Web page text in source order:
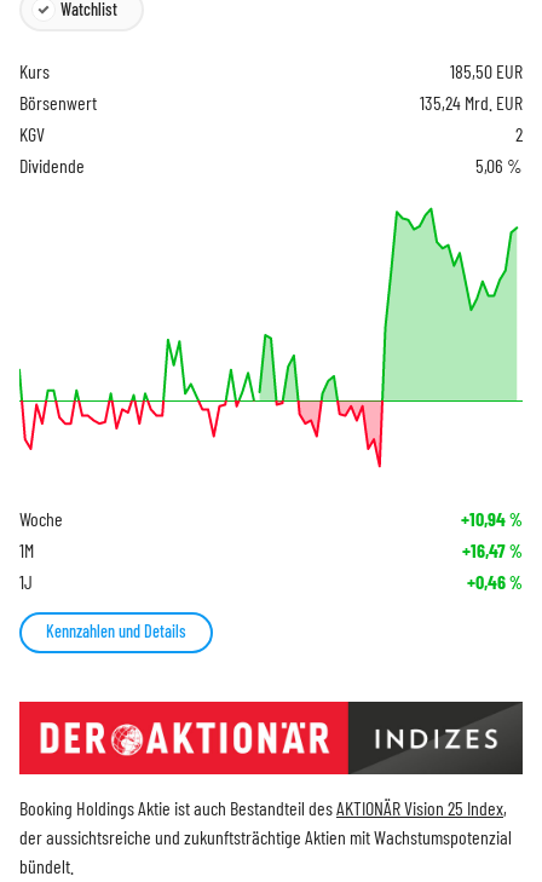
Watchlist
Kurs 185,50 EUR
Börsenwert
135,24 Mrd. EUR
KGV
2
Dividende
5,06 %
Woche +10,94%
1M +16,47%
1J +0,46%
Kennzahlen und Details
Booking Holdings Aktie ist auch Bestandteil desAKTIONÄR Vision 25 Index,
der aussichtsreiche und zukunftsträchtige Aktien mit Wachstumspotenzial
bündelt.